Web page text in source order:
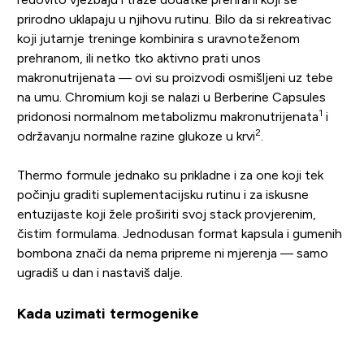
prirodno uklapaju u njihovu rutinu. Bilo da si rekreativac
koji jutarnje treninge kombinira s uravnoteženom
prehranom, ili netko tko aktivno prati unos
makronutrijenata — ovi su proizvodi osmišljeni uz tebe
na umu. Chromium koji se nalazi u Berberine Capsules
pridonosi normalnom metabolizmu makronutrijenata1 i
održavanju normalne razine glukoze u krvi2.
Thermo formule jednako su prikladne i za one koji tek
počinju graditi suplementacijsku rutinu i za iskusne
entuzijaste koji žele proširiti svoj stack provjerenim,
čistim formulama. Jednodusan format kapsula i gumenih
bombona znači da nema pripreme ni mjerenja — samo
ugradiš u dan i nastaviš dalje.
Kada uzimati termogenike